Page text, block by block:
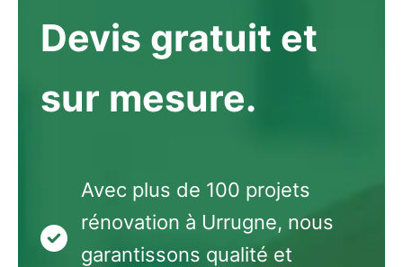
Devis gratuit et
sur mesure.
Avec plus de 100 projets
rénovation à Urrugne, nous
garantissons qualité et